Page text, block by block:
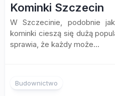
Kominki Szczecin
W Szczecinie, podobnie
kominki cieszą się dużą
sprawia, że każdy może...
Budownictwo